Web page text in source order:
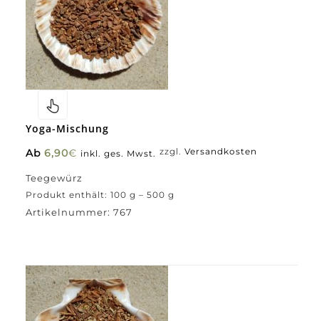
Yoga-Mischung
Ab 6,90€ inkl. ges. Mwst.
Teegewürz
zzgl. Versandkosten
Produkt enthält: 100 g – 500 g
Artikelnummer: 767